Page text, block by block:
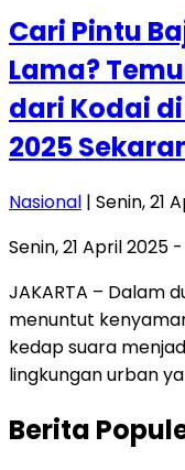
Cari Pintu
Lama?
dari Kodai di
2025
Nasional | Senin, 21
Senin, 21 April 2025 -
JAKARTA – Dalam
menuntut
kedap suara
lingkungan urban
Berita